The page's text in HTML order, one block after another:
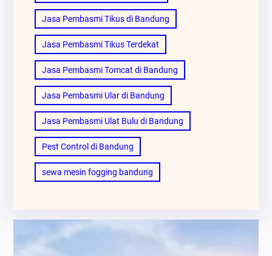
Jasa Pembasmi Tikus di Bandung
Jasa Pembasmi Tikus Terdekat
Jasa Pembasmi Tomcat di Bandung
Jasa Pembasmi Ular di Bandung
Jasa Pembasmi Ulat Bulu di Bandung
Pest Control di Bandung
sewa mesin fogging bandung